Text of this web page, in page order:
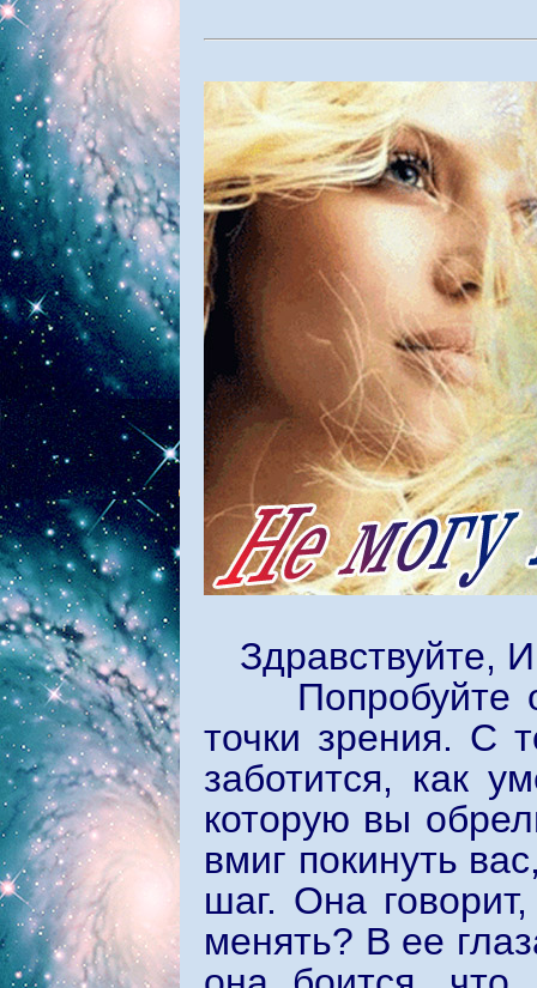
Здравствуйте,
Попробуйте
точки зрения. С
заботится, как
которую вы
вмиг покинуть
шаг. Она
менять? В ее